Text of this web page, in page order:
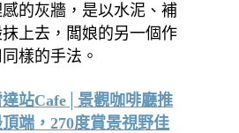
的灰牆，是以水泥、補
上去，闆娘的另一個作
樣的手法。
達站Cafe│景觀咖啡廳推
端，270度賞景視野佳